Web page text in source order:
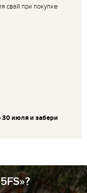
свай при покупке
30 июля и забери